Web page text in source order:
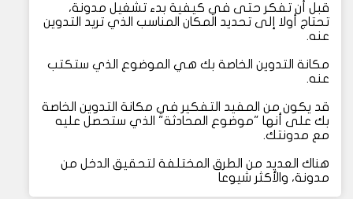
قبل أن تفكر حتى في كيفية بدء تشغيل مدونة،
تحتاج أولا إلى تحديد المكان المناسب الذي تريد التدوين
عنه.
مكانة التدوين الخاصة بك هي الموضوع الذي ستكتب
عنه.
قد يكون من المفيد التفكير في مكانة التدوين الخاصة
بك على أنها "موضوع المحادثة" الذي ستحصل عليه
مع مدونتك.
هناك العديد من الطرق المختلفة لتحقيق الدخل من
مدونة، والأكثر شيوعا